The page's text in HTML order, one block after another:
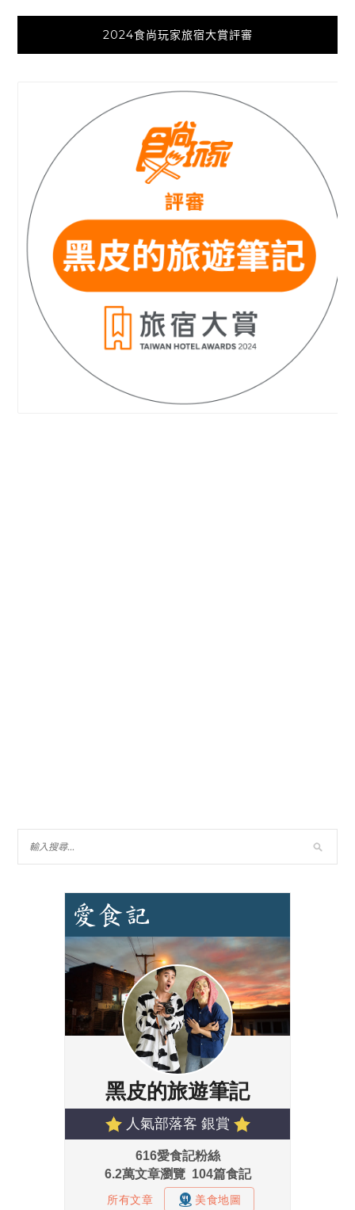
2024食尚玩家旅宿大賞評審